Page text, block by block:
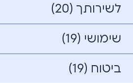
לשירותך (20)
שימושי (19)
ביטוח (19)